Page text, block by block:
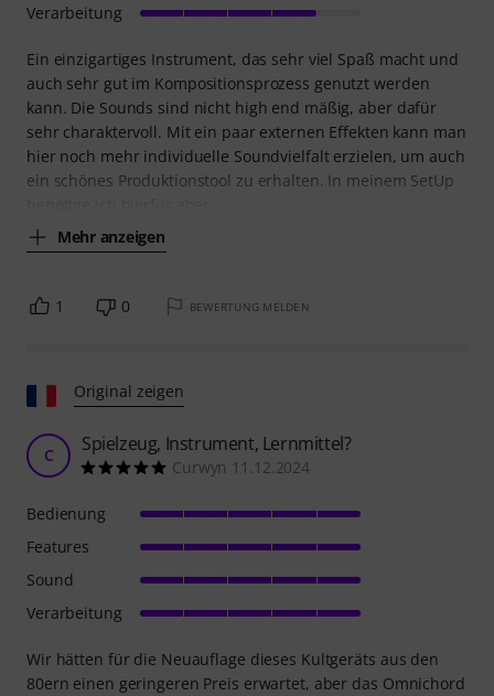
Ein einzigartiges Instrument, das sehr viel Spaß macht und
auch sehr gut im Kompositionsprozess genutzt werden
kann. Die Sounds sind nicht high end mäßig, aber dafür
sehr charaktervoll. Mit ein paar externen Effekten kann man
hier noch mehr individuelle Soundvielfalt erzielen, um auch
ein schönes Produktionstool zu erhalten. In meinem SetUp
Mehr anzeigen
Verarbeitung
1 0 BEWERTUNG MELDEN
Original zeigen
C Spielzeug, Instrument, Lernmittel?
Curwyn 11.12.2024
Wir hätten für die Neuauflage dieses Kultgeräts aus den
80ern einen geringeren Preis erwartet, aber das Omnichord
Bedienung
Features
Sound
Verarbeitung